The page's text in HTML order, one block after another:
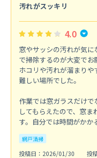
汚れがスッキリ
4.0
窓やサッシの汚れが気
で掃除するのが大変で
ホコリや汚れが溜まり
難しい場所でした。
作業では窓ガラスだけ
してもらえたので、窓
す。自分では時間がかか
網戸清掃
投稿日：2026/01/30
投